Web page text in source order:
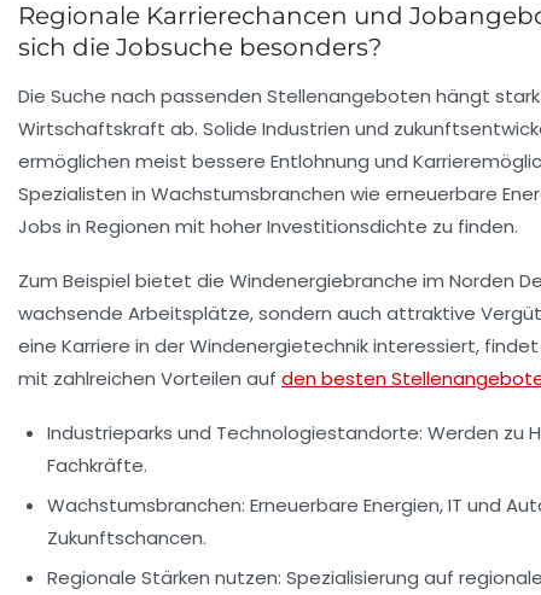
Regionale Karrierechancen und
sich die Jobsuche besonders?
Die Suche nach passenden Stellenangeboten hängt
Wirtschaftskraft ab. Solide Industrien und
ermöglichen meist bessere Entlohnung und
Spezialisten in Wachstumsbranchen wie erneuerbare
Jobs in Regionen mit hoher Investitionsdichte zu finden.
Zum Beispiel bietet die Windenergiebranche im Norden
wachsende Arbeitsplätze, sondern auch attraktive
eine Karriere in der Windenergietechnik interessiert,
mit zahlreichen Vorteilen auf den besten
Industrieparks und Technologiestandorte: Werden zu
Fachkräfte.
Wachstumsbranchen: Erneuerbare Energien, IT und
Zukunftschancen.
Regionale Stärken nutzen: Spezialisierung auf